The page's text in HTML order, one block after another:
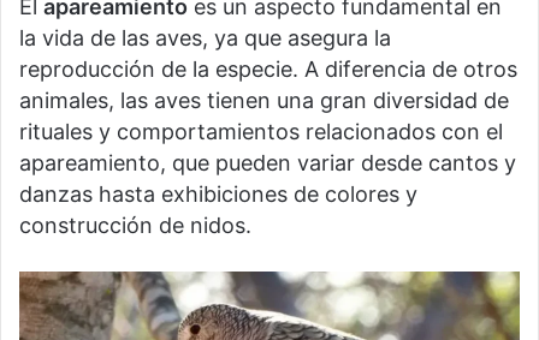
El apareamiento es un aspecto fundamental en
la vida de las aves, ya que asegura la
reproducción de la especie. A diferencia de otros
animales, las aves tienen una gran diversidad de
rituales y comportamientos relacionados con el
apareamiento, que pueden variar desde cantos y
danzas hasta exhibiciones de colores y
construcción de nidos.